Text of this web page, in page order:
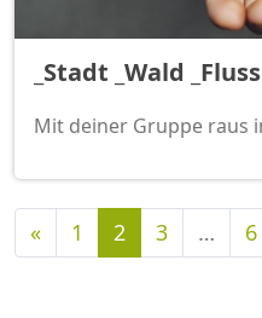
_Stadt _Wald _Fluss
Mit deiner Gruppe raus
«Vorherige
1 2 3 … 6